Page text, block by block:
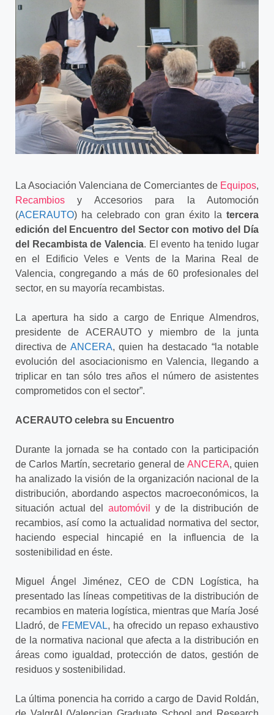
La Asociación Valenciana de Comerciantes de Equipos,
Recambios y Accesorios para la Automoción
(ACERAUTO) ha celebrado con gran éxito la tercera
edición del Encuentro del Sector con motivo del
Día
del Recambista de Valencia. El evento ha tenido lugar
en el Edificio Veles e Vents de la Marina Real de
Valencia, congregando a más de 60 profesionales del
sector, en su mayoría recambistas.
La apertura ha sido a cargo de Enrique Almendros,
presidente de ACERAUTO y miembro de la junta
directiva de ANCERA, quien ha destacado “la notable
evolución del asociacionismo en Valencia, llegando a
triplicar en tan sólo tres años el número de asistentes
comprometidos con el sector”.
ACERAUTO celebra su Encuentro
Durante la jornada se ha contado con la participación
de Carlos Martín, secretario general de ANCERA, quien
ha analizado la visión de la organización nacional de la
distribución, abordando aspectos macroeconómicos, la
situación actual del automóvil
y de la distribución de
recambios, así como la actualidad normativa del sector,
haciendo especial hincapié en la influencia de la
sostenibilidad en éste.
Miguel Ángel Jiménez, CEO de CDN Logística, ha
presentado las líneas competitivas de la distribución de
recambios en materia logística, mientras que María José
Lladró, de FEMEVAL, ha ofrecido un repaso exhaustivo
de la normativa nacional que afecta a la distribución en
áreas como igualdad, protección de datos, gestión de
residuos y sostenibilidad.
La última ponencia ha corrido a cargo de David Roldán,